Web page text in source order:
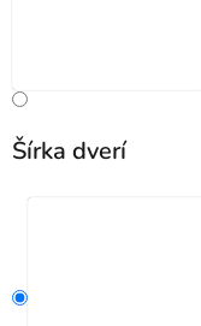
Šírka dverí